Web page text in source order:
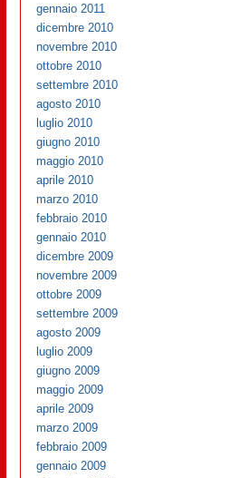
gennaio 2011
dicembre 2010
novembre 2010
ottobre 2010
settembre 2010
agosto 2010
luglio 2010
giugno 2010
maggio 2010
aprile 2010
marzo 2010
febbraio 2010
gennaio 2010
dicembre 2009
novembre 2009
ottobre 2009
settembre 2009
agosto 2009
luglio 2009
giugno 2009
maggio 2009
aprile 2009
marzo 2009
febbraio 2009
gennaio 2009